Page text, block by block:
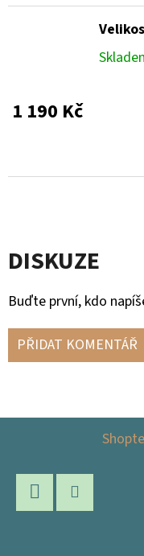
1 190 Kč
DISKUZE
Buďte první, kdo
PŘIDAT KOMENTÁŘ